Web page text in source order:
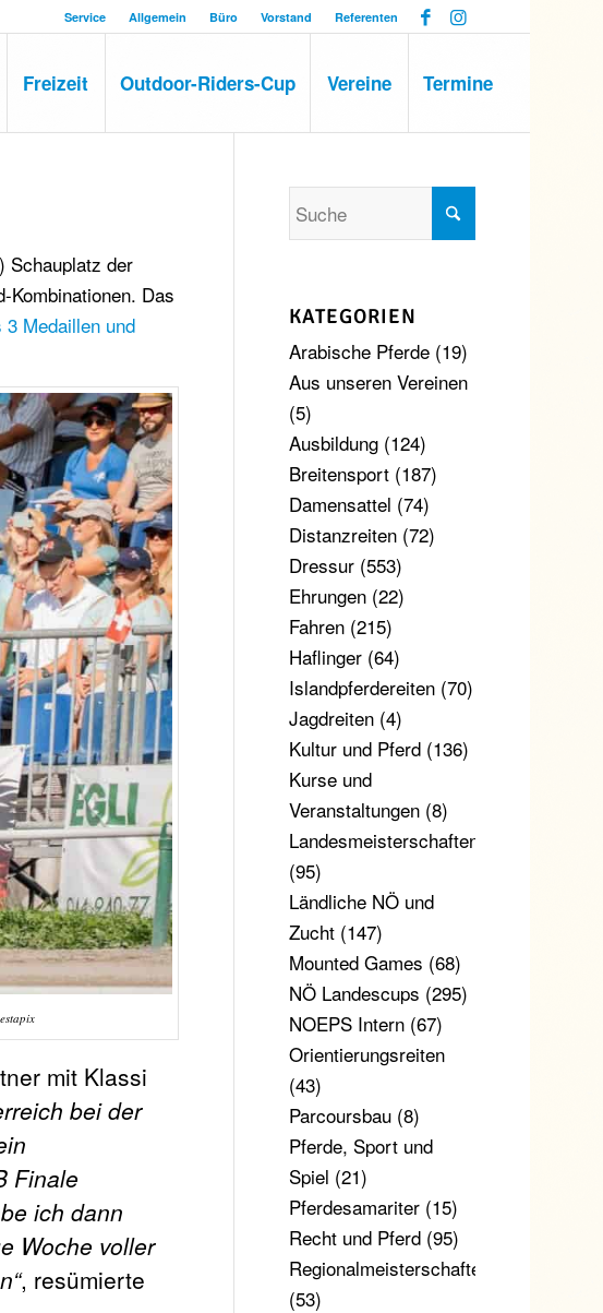
Service Allgemein Büro Vorstand Referenten
Freizeit Outdoor-Riders-Cup Vereine Termine
Schauplatz der
Kombinationen. Das
Medaillen und
mit Klassi
bei der
Finale
ich dann
Woche voller
, resümierte
KATEGORIEN
Arabische Pferde(19)
Aus unseren Vereinen
(5)
Ausbildung(124)
Breitensport(187)
Damensattel (74)
Distanzreiten(72)
Dressur(553)
Ehrungen(22)
Fahren(215)
Haflinger(64)
Islandpferdereiten(70)
Jagdreiten(4)
Kultur und Pferd(136)
Kurse und
Veranstaltungen(8)
Landesmeisterschaften
(95)
Ländliche NÖ und
Zucht(147)
Mounted Games (68)
NÖ Landescups (295)
NOEPS Intern(67)
Orientierungsreiten
(43)
Parcoursbau(8)
Pferde, Sport und
Spiel (21)
Pferdesamariter(15)
Recht und Pferd(95)
Regionalmeisterschaften
(53)